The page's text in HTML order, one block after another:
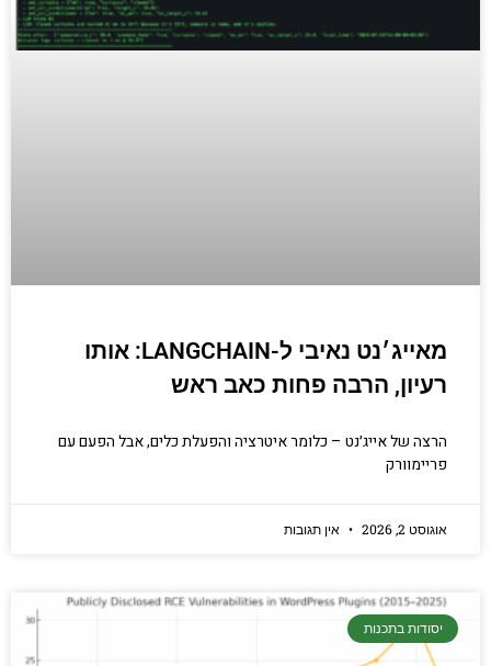
לחצו כאן
מאייג׳נט נאיבי ל-LANGCHAIN: אותו
רעיון, הרבה פחות כאב ראש
הרצה של אייג׳נט – כלומר איטרציה והפעלת כלים, אבל הפעם עם
פריימוורק
אוגוסט 2, 2026 אין תגובות
יסודות בתכנות